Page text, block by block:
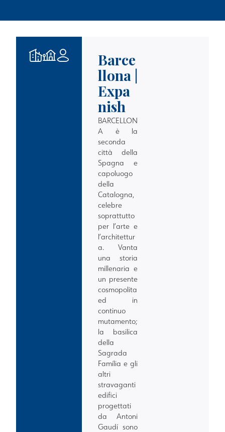
Barce
llona |
Expa
nish
BARCELLON
A è la
seconda
città della
Spagna e
capoluogo
della
Catalogna,
celebre
soprattutto
per l’arte e
l’architettur
a. Vanta
una storia
millenaria e
un presente
cosmopolita
ed in
continuo
mutamento;
la basilica
della
Sagrada
Família e gli
altri
stravaganti
edifici
progettati
da Antoni
Gaudí sono